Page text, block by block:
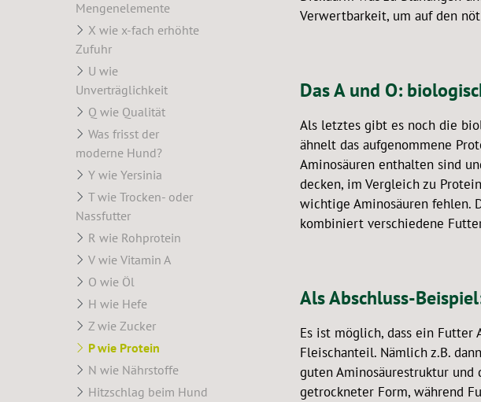
Mengenelemente
X wie x-fach erhöhte
Zufuhr
U wie
Unverträglichkeit
Q wie Qualität
Was frisst der
moderne Hund?
Y wie Yersinia
T wie Trocken- oder
Nassfutter
R wie Rohprotein
V wie Vitamin A
O wie Öl
H wie Hefe
Z wie Zucker
P wie Protein
N wie Nährstoffe
Hitzschlag beim Hund
Verwertbarkeit, um auf den
Das A und O:
Als letztes gibt es noch die
ähnelt das aufgenommene
Aminosäuren enthalten sind
decken, im Vergleich zu
wichtige Aminosäuren fehlen.
kombiniert verschiedene
Als Abschluss-
Es ist möglich, dass ein
Fleischanteil. Nämlich z.B.
guten Aminosäurestruktur
getrockneter Form, während